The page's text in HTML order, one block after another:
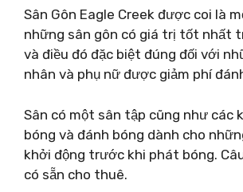
Sân Gôn Eagle Creek được coi là
những sân gôn có giá trị tốt nhất
và điều đó đặc biệt đúng đối với
nhân và phụ nữ được giảm phí
Sân có một sân tập cũng như các
bóng và đánh bóng dành cho
khởi động trước khi phát bóng.
có sẵn cho thuê.